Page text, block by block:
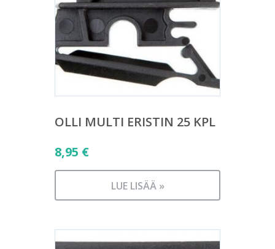
OLLI MULTI ERISTIN 25 KPL
8,95 €
LUE LISÄÄ »